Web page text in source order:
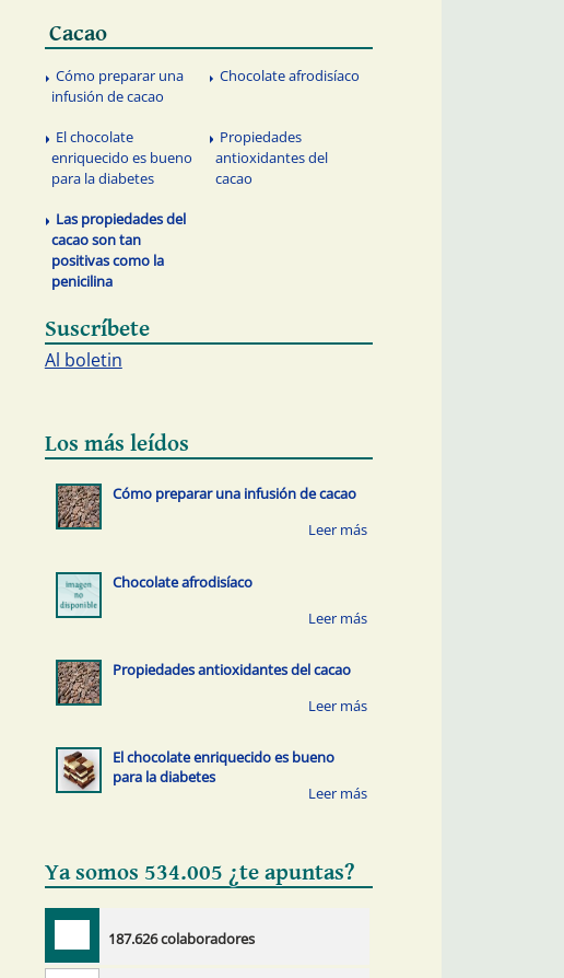
Cacao
Cómo preparar una
infusión de cacao
Chocolate afrodisíaco
El chocolate
enriquecido es bueno
para la diabetes
Propiedades
antioxidantes del
cacao
Las propiedades del
cacao son tan
positivas como la
penicilina
Suscríbete
Al boletin
Los más leídos
Cómo preparar una infusión de cacao
Chocolate afrodisíaco
Propiedades antioxidantes del cacao
El chocolate enriquecido es bueno
para la diabetes
Ya somos 534.005 ¿te apuntas?
187.626 colaboradores